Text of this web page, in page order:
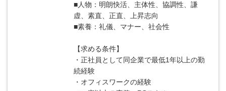
■人物：明朗快活、主体性、協調性、謙
虚、素直、正直、上昇志向
■素養：礼儀、マナー、社会性
【求める条件】
・正社員として同企業で最低1年以上の勤
続経験
・オフィスワークの経験